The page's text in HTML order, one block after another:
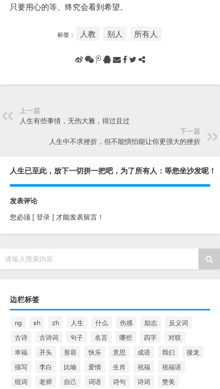
只要用心的等、终究会看到希望。
标签： 人教 别人 所有人
上一篇
人生有些事情，无伤大雅，得过且过
下一篇
人生中不求挫折，但不能惧怕能让你更强大的挫折
人生已至此，放下一切拼一把吧，为了所有人：等您坐沙发呢！
发表评论
您必须 [ 登录 ] 才能发表留言！
请输入搜索内容
边栏标签
ng sh zh 人生 什么 伤感 励志
反义词
古诗
古诗词 句子 名言 哪些 四字
对联
幸福
开头 形容 快乐 意思 成语 我们
接龙
描写
李白 比喻 爱情 生肖 祝福
祝福语
组词
老师 自己 词语 诗句 诗词
赞美